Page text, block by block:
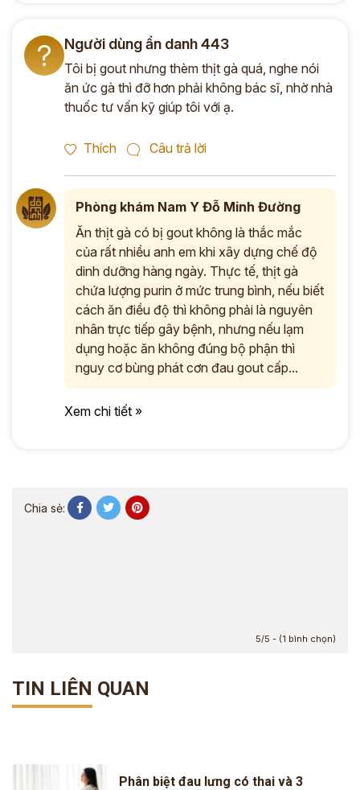
? Người dùng ẩn danh 443
Tôi bị gout nhưng thèm thịt gà quá, nghe nói
ăn ức gà thì đỡ hơn phải không bác sĩ, nhờ nhà
thuốc tư vấn kỹ giúp tôi với ạ.
Thích Câu trả lời
Phòng khám Nam Y Đỗ Minh Đường
Ăn thịt gà có bị gout không là thắc mắc
của rất nhiều anh em khi xây dựng chế độ
dinh dưỡng hàng ngày. Thực tế, thịt gà
chứa lượng purin ở mức trung bình, nếu biết
cách ăn điều độ thì không phải là nguyên
nhân trực tiếp gây bệnh, nhưng nếu lạm
dụng hoặc ăn không đúng bộ phận thì
nguy cơ bùng phát cơn đau gout cấp...
Xem chi tiết »
Chia sẻ:
5/5 - (1 bình chọn)
TIN LIÊN QUAN
Phân biệt đau lưng có thai và 3